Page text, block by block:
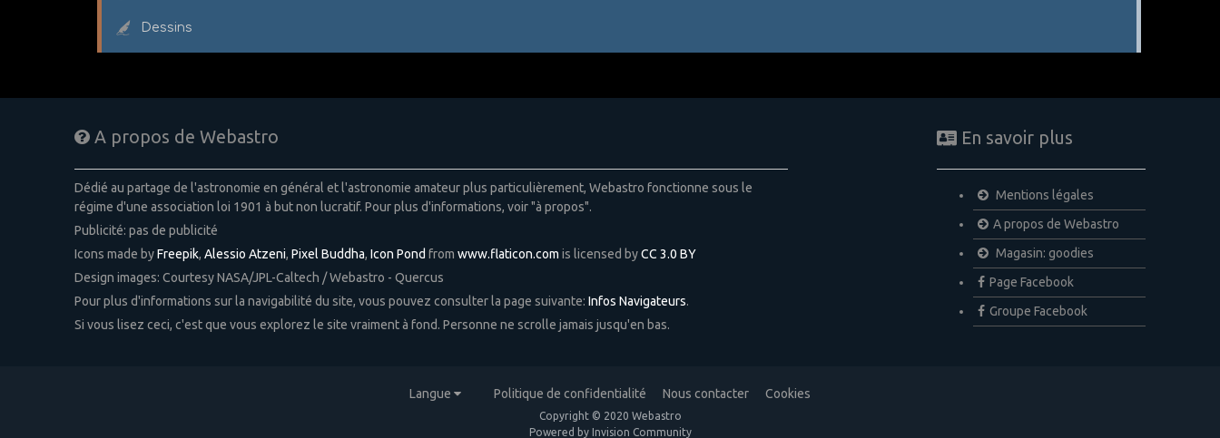
Dessins
A propos de Webastro
Dédié au partage de l'astronomie en général et l'astronomie amateur plus particulièrement, Webastro fonctionne sous le
régime d'une association loi 1901 à but non lucratif. Pour plus d'informations, voir "à propos".
Publicité: pas de publicité
Icons made byFreepik, Alessio Atzeni, Pixel Buddha, Icon Pond from www.flaticon.com is licensed byCC 3.0 BY
Design images: Courtesy NASA/JPL-Caltech / Webastro - Quercus
Pour plus d'informations sur la navigabilité du site, vous pouvez consulter la page suivante: Infos Navigateurs.
Si vous lisez ceci, c'est que vous explorez le site vraiment à fond. Personne ne scrolle jamais jusqu'en bas.
En savoir plus
Mentions légales
A propos de Webastro
Magasin: goodies
Page Facebook
Groupe Facebook
Langue Politique de confidentialité Nous contacter Cookies
Copyright © 2020 Webastro
Powered by Invision Community